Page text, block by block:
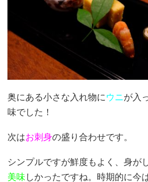
奥にある小さな入れ物にウニが入
味でした！
次はお刺身の盛り合わせです。
シンプルですが鮮度もよく、身が
美味 しかったですね。時期的に今